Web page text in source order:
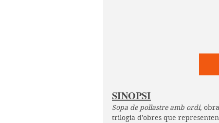
SINOPSI
Sopa de pollastre amb ordi,
trilogia d'obres que